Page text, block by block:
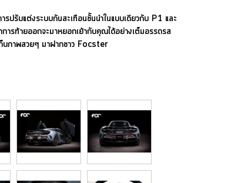
รับแต่งระบบกันสะเทือนชั้นนำในแบบเดียวกับ P1 และ
ารท้ายออกจะมาหยอกเย้ากับคุณได้อย่างเต็มอรรถรส
บภาพสวยๆ มาฝากชาว Focster